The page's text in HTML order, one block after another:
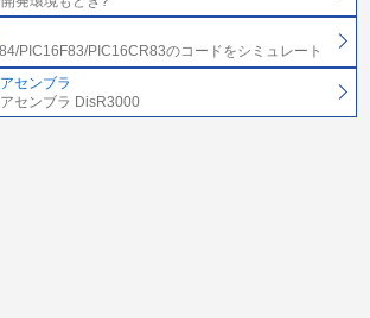
PIC16F83/PIC16CR83のコードをシミュレート
センブラ
センブラ DisR3000